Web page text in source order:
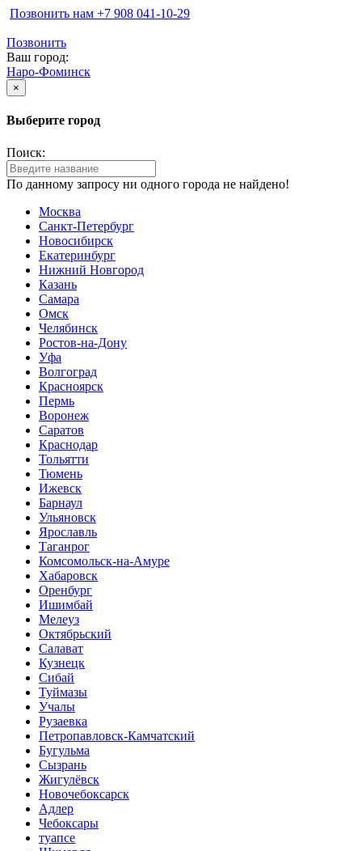
Позвонить нам ‪+7 908 041-10-29
Позвонить
Ваш город:
Наро-Фоминск
×
Выберите город
Поиск:
По данному запросу ни одного города не найдено!
Москва
Санкт-Петербург
Новосибирск
Екатеринбург
Нижний Новгород
Казань
Самара
Омск
Челябинск
Ростов-на-Дону
Уфа
Волгоград
Красноярск
Пермь
Воронеж
Саратов
Краснодар
Тольятти
Тюмень
Ижевск
Барнаул
Ульяновск
Ярославль
Таганрог
Комсомольск-на-Амуре
Хабаровск
Оренбург
Ишимбай
Мелеуз
Октябрьский
Салават
Кузнецк
Сибай
Туймазы
Учалы
Рузаевка
Петропавловск-Камчатский
Бугульма
Сызрань
Жигулёвск
Новочебоксарск
Адлер
Чебоксары
туапсе